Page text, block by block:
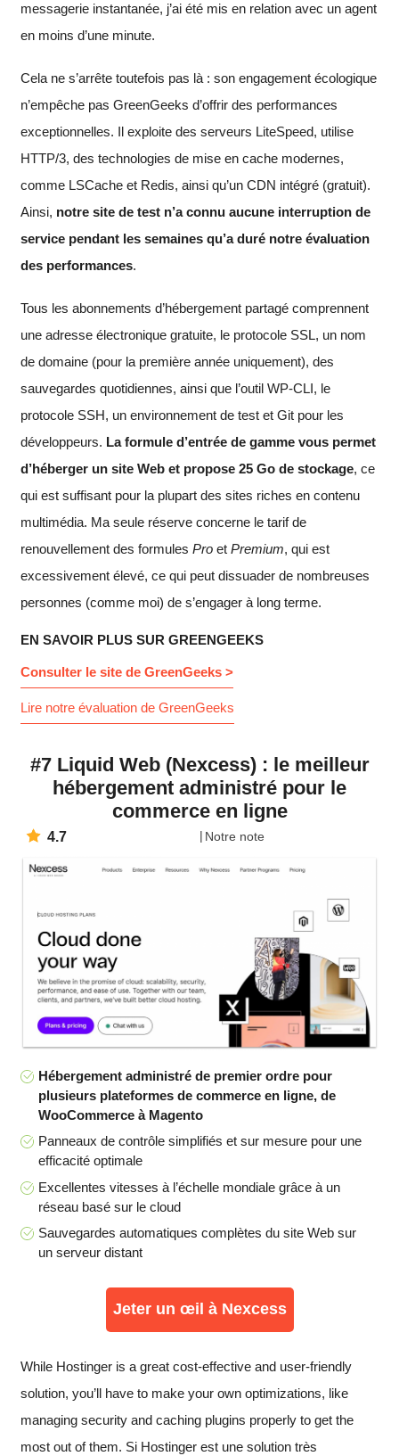
messagerie instantanée, j’ai été mis en relation avec un agent
en moins d’une minute.
Cela ne s’arrête toutefois pas là : son engagement écologique
n’empêche pas GreenGeeks d’offrir des performances
exceptionnelles. Il exploite des serveurs LiteSpeed, utilise
HTTP/3, des technologies de mise en cache modernes,
comme LSCache et Redis, ainsi qu’un CDN intégré (gratuit).
Ainsi, notre site de test n’a connu aucune interruption de
service pendant les semaines qu’a duré notre évaluation
des performances.
Tous les abonnements d’hébergement partagé comprennent
une adresse électronique gratuite, le protocole SSL, un nom
de domaine (pour la première année uniquement), des
sauvegardes quotidiennes, ainsi que l’outil WP-CLI, le
protocole SSH, un environnement de test et Git pour les
développeurs. La formule d’entrée de gamme vous permet
d’héberger un site Web et propose 25 Go de stockage, ce
qui est suffisant pour la plupart des sites riches en contenu
multimédia. Ma seule réserve concerne le tarif de
renouvellement des formules Pro et Premium, qui est
excessivement élevé, ce qui peut dissuader de nombreuses
personnes (comme moi) de s’engager à long terme.
EN SAVOIR PLUS SUR GREENGEEKS
Consulter le site de GreenGeeks >
Lire notre évaluation de GreenGeeks
#7 Liquid Web (Nexcess) : le meilleur
hébergement administré pour le
commerce en ligne
4.7 Notre note
Hébergement administré de premier ordre pour
plusieurs plateformes de commerce en ligne, de
WooCommerce à Magento
Panneaux de contrôle simplifiés et sur mesure pour une
efficacité optimale
Excellentes vitesses à l’échelle mondiale grâce à un
réseau basé sur le cloud
Sauvegardes automatiques complètes du site Web sur
un serveur distant
Jeter un œil à Nexcess
While Hostinger is a great cost-effective and user-friendly
solution, you’ll have to make your own optimizations, like
managing security and caching plugins properly to get the
most out of them. Si Hostinger est une solution très